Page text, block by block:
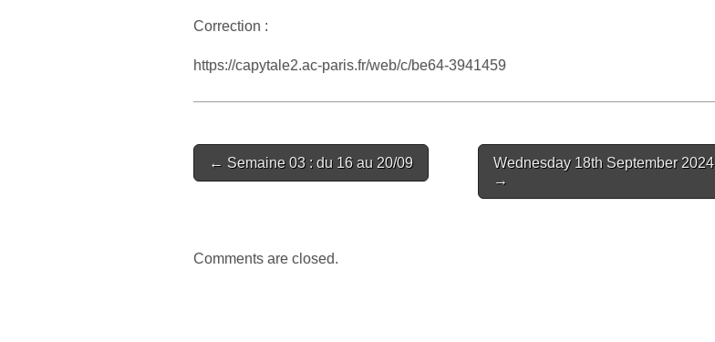
Correction :
https://capytale2.ac-paris.fr/web/c/be64-3941459
Post
navigation
← Semaine 03 : du 16 au 20/09
Wednesday 18th September 2024
→
Comments are closed.